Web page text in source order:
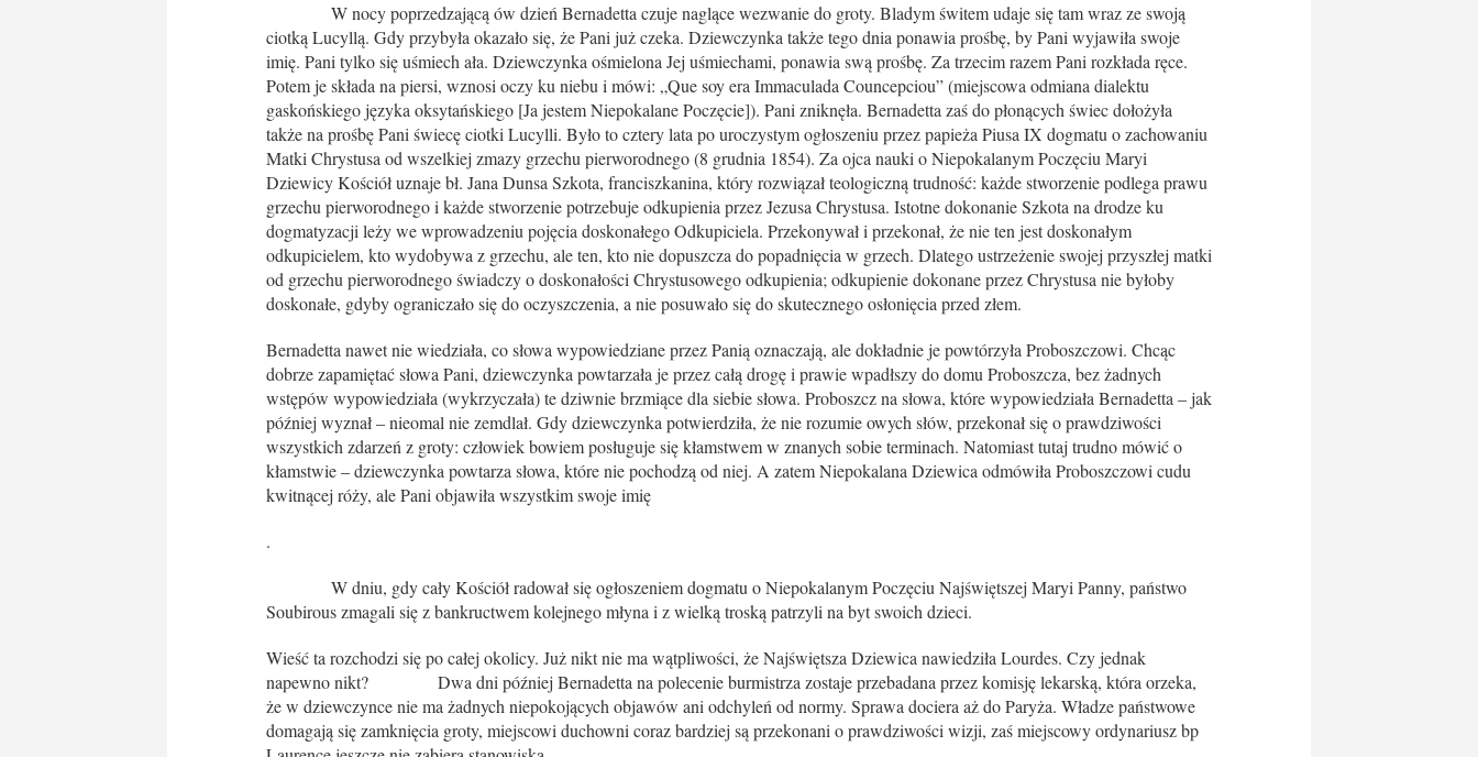
W nocy poprzedzającą ów dzień Bernadetta czuje naglące wezwanie do groty. Bladym świtem udaje się tam wraz ze swoją
ciotką Lucyllą. Gdy przybyła okazało się, że Pani już czeka. Dziewczynka także tego dnia ponawia prośbę, by Pani wyjawiła swoje
imię. Pani tylko się uśmiech ała. Dziewczynka ośmielona Jej uśmiechami, ponawia swą prośbę. Za trzecim razem Pani rozkłada ręce.
Potem je składa na piersi, wznosi oczy ku niebu i mówi: „Que soy era Immaculada Councepciou” (miejscowa odmiana dialektu
gaskońskiego języka oksytańskiego [Ja jestem Niepokalane Poczęcie]). Pani zniknęła. Bernadetta zaś do płonących świec dołożyła
także na prośbę Pani świecę ciotki Lucylli. Było to cztery lata po uroczystym ogłoszeniu przez papieża Piusa IX dogmatu o zachowaniu
Matki Chrystusa od wszelkiej zmazy grzechu pierworodnego (8 grudnia 1854). Za ojca nauki o Niepokalanym Poczęciu Maryi
Dziewicy Kościół uznaje bł. Jana Dunsa Szkota, franciszkanina, który rozwiązał teologiczną trudność: każde stworzenie podlega prawu
grzechu pierworodnego i każde stworzenie potrzebuje odkupienia przez Jezusa Chrystusa. Istotne dokonanie Szkota na drodze ku
dogmatyzacji leży we wprowadzeniu pojęcia doskonałego Odkupiciela. Przekonywał i przekonał, że nie ten jest doskonałym
odkupicielem, kto wydobywa z grzechu, ale ten, kto nie dopuszcza do popadnięcia w grzech. Dlatego ustrzeżenie swojej przyszłej matki
od grzechu pierworodnego świadczy o doskonałości Chrystusowego odkupienia; odkupienie dokonane przez Chrystusa nie byłoby
doskonałe, gdyby ograniczało się do oczyszczenia, a nie posuwało się do skutecznego osłonięcia przed złem.
Bernadetta nawet nie wiedziała, co słowa wypowiedziane przez Panią oznaczają, ale dokładnie je powtórzyła Proboszczowi. Chcąc
dobrze zapamiętać słowa Pani, dziewczynka powtarzała je przez całą drogę i prawie wpadłszy do domu Proboszcza, bez żadnych
wstępów wypowiedziała (wykrzyczała) te dziwnie brzmiące dla siebie słowa. Proboszcz na słowa, które wypowiedziała Bernadetta – jak
później wyznał – nieomal nie zemdlał. Gdy dziewczynka potwierdziła, że nie rozumie owych słów, przekonał się o prawdziwości
wszystkich zdarzeń z groty: człowiek bowiem posługuje się kłamstwem w znanych sobie terminach. Natomiast tutaj trudno mówić o
kłamstwie – dziewczynka powtarza słowa, które nie pochodzą od niej. A zatem Niepokalana Dziewica odmówiła Proboszczowi cudu
kwitnącej róży, ale Pani objawiła wszystkim swoje imię
.
W dniu, gdy cały Kościół radował się ogłoszeniem dogmatu o Niepokalanym Poczęciu Najświętszej Maryi Panny, państwo
Soubirous zmagali się z bankructwem kolejnego młyna i z wielką troską patrzyli na byt swoich dzieci.
Wieść ta rozchodzi się po całej okolicy. Już nikt nie ma wątpliwości, że Najświętsza Dziewica nawiedziła Lourdes. Czy jednak
napewno nikt? Dwa dni później Bernadetta na polecenie burmistrza zostaje przebadana przez komisję lekarską, która orzeka,
że w dziewczynce nie ma żadnych niepokojących objawów ani odchyleń od normy. Sprawa dociera aż do Paryża. Władze państwowe
domagają się zamknięcia groty, miejscowi duchowni coraz bardziej są przekonani o prawdziwości wizji, zaś miejscowy ordynariusz bp